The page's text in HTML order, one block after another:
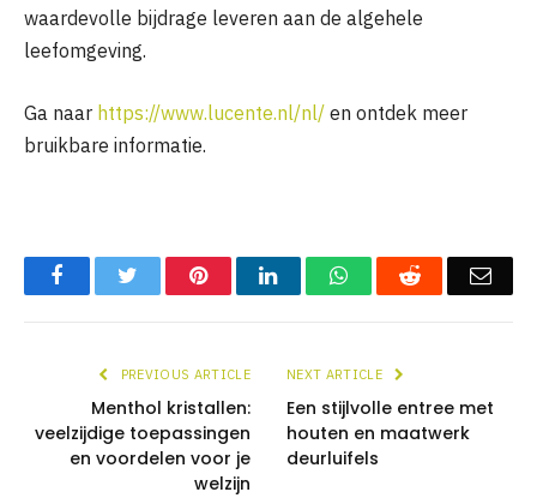
waardevolle bijdrage leveren aan de algehele
leefomgeving.
Ga naar https://www.lucente.nl/nl/ en ontdek meer
bruikbare informatie.
FacebookTwitter PinterestLinkedInWhatsAppReddit
PREVIOUS ARTICLE
Menthol kristallen:
veelzijdige toepassingen
en voordelen voor je
welzijn
NEXT ARTICLE
Een stijlvolle entree met
houten en maatwerk
deurluifels